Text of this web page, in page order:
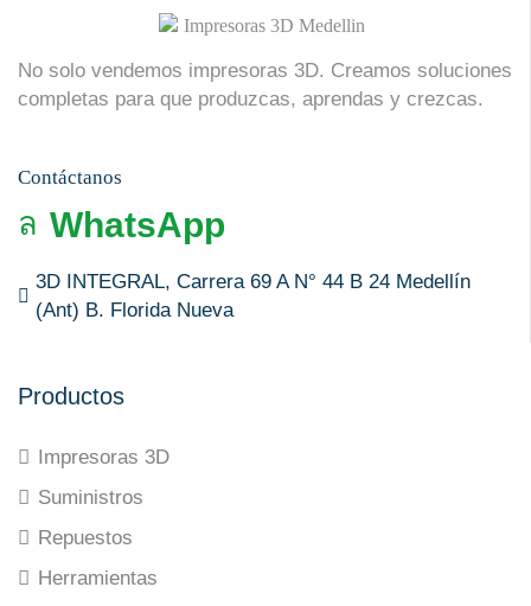
No solo vendemos impresoras 3D. Creamos soluciones
completas para que produzcas, aprendas y crezcas.
Contáctanos
WhatsApp
3D INTEGRAL, Carrera 69 A N° 44 B 24 Medellín
(Ant) B. Florida Nueva
Productos
Impresoras 3D
Suministros
Repuestos
Herramientas